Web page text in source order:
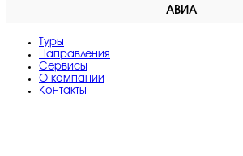
АВИА
Туры
Направления
Сервисы
O компании
Контакты